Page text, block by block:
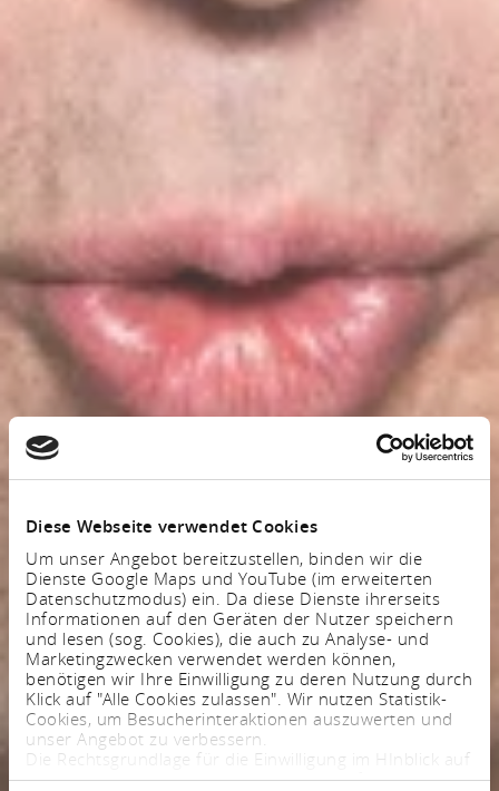
Diese Webseite verwendet Cookies
Um unser Angebot bereitzustellen, binden wir die
Dienste Google Maps und YouTube (im erweiterten
Datenschutzmodus) ein. Da diese Dienste ihrerseits
Informationen auf den Geräten der Nutzer speichern
und lesen (sog. Cookies), die auch zu Analyse- und
Marketingzwecken verwendet werden können,
benötigen wir Ihre Einwilligung zu deren Nutzung durch
Klick auf "Alle Cookies zulassen". Wir nutzen Statistik-
Cookies, um Besucherinteraktionen auszuwerten und
unser Angebot zu verbessern.
Die Rechtsgrundlage für die Einwilligung im HInblick auf
die Speicherung und das Auslesen von Informationen